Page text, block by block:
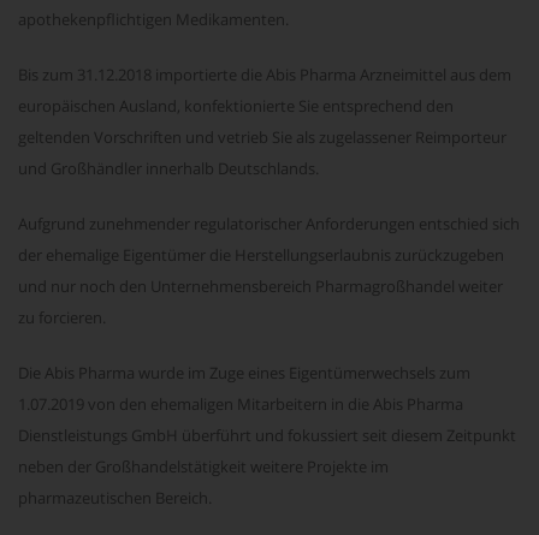
apothekenpflichtigen Medikamenten.
Bis zum 31.12.2018 importierte die Abis Pharma Arzneimittel aus dem
europäischen Ausland, konfektionierte Sie entsprechend den
geltenden Vorschriften und vetrieb Sie als zugelassener Reimporteur
und Großhändler innerhalb Deutschlands.
Aufgrund zunehmender regulatorischer Anforderungen entschied sich
der ehemalige Eigentümer die Herstellungserlaubnis zurückzugeben
und nur noch den Unternehmensbereich Pharmagroßhandel weiter
zu forcieren.
Die Abis Pharma wurde im Zuge eines Eigentümerwechsels zum
1.07.2019 von den ehemaligen Mitarbeitern in die Abis Pharma
Dienstleistungs GmbH überführt und fokussiert seit diesem Zeitpunkt
neben der Großhandelstätigkeit weitere Projekte im
pharmazeutischen Bereich.